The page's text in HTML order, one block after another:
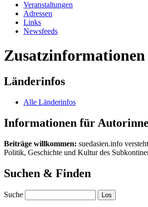
Veranstaltungen
Adressen
Links
Newsfeeds
Zusatzinformationen
Länderinfos
Alle Länderinfos
Informationen für
Beiträge willkommen: suedasien.info
Politik, Geschichte und Kultur des
Suchen & Finden
Suche